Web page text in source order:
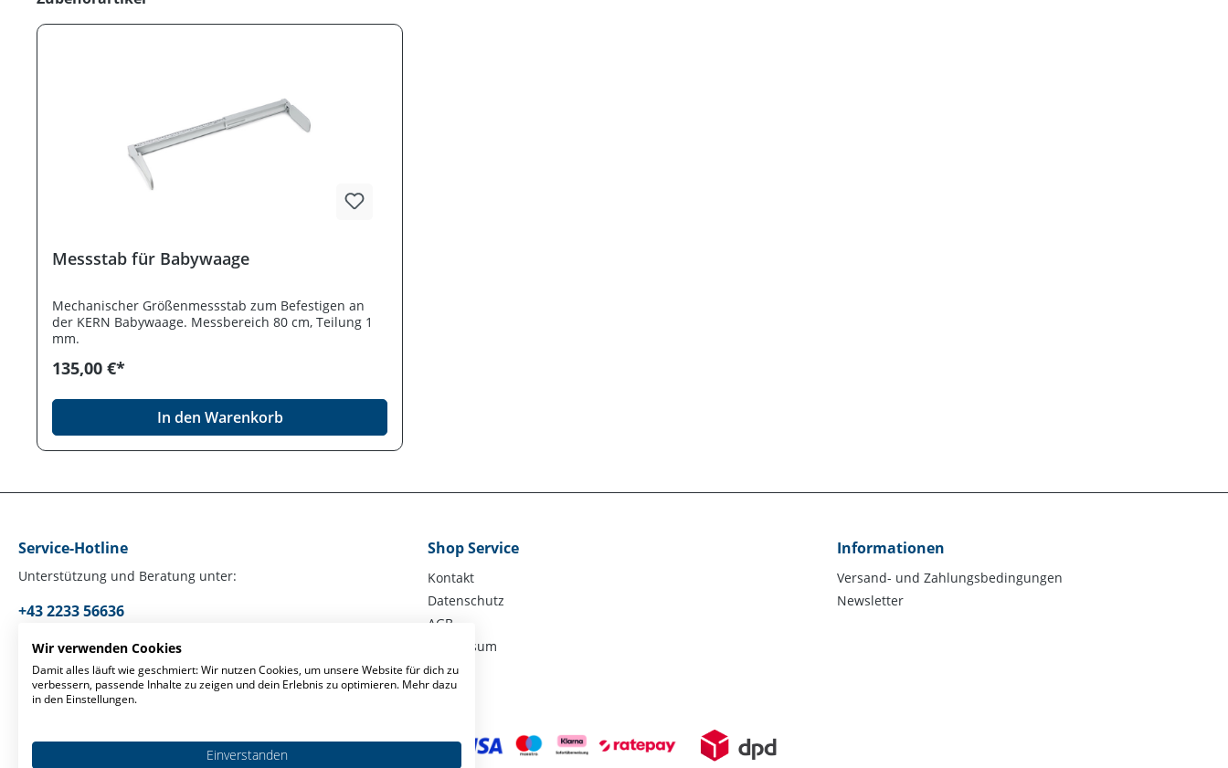
Messstab für Babywaage
Mechanischer Größenmessstab zum Befestigen an
der KERN Babywaage. Messbereich 80 cm, Teilung 1
mm.
135,00 €*
In den Warenkorb
Service-Hotline
Unterstützung und Beratung unter:
+43 2233 56636
Mo-Fr, 09:00 - 17:00 Uhr
Oder über unserKontaktformular.
Shop Service
Kontakt
Datenschutz
AGB
Impressum
Informationen
Versand- und Zahlungsbedingungen
Newsletter
Wir verwenden Cookies
Damit alles läuft wie geschmiert: Wir nutzen Cookies, um unsere Website für dich zu
verbessern, passende Inhalte zu zeigen und dein Erlebnis zu optimieren. Mehr dazu
in den Einstellungen.
Einverstanden